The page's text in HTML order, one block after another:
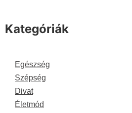
Kategóriák
Egészség
Szépség
Divat
Életmód